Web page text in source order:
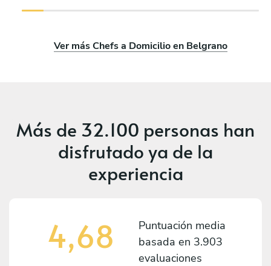
Ver más Chefs a Domicilio en Belgrano
Más de 32.100 personas han
disfrutado ya de la
experiencia
4,68
Puntuación media
basada en 3.903
evaluaciones